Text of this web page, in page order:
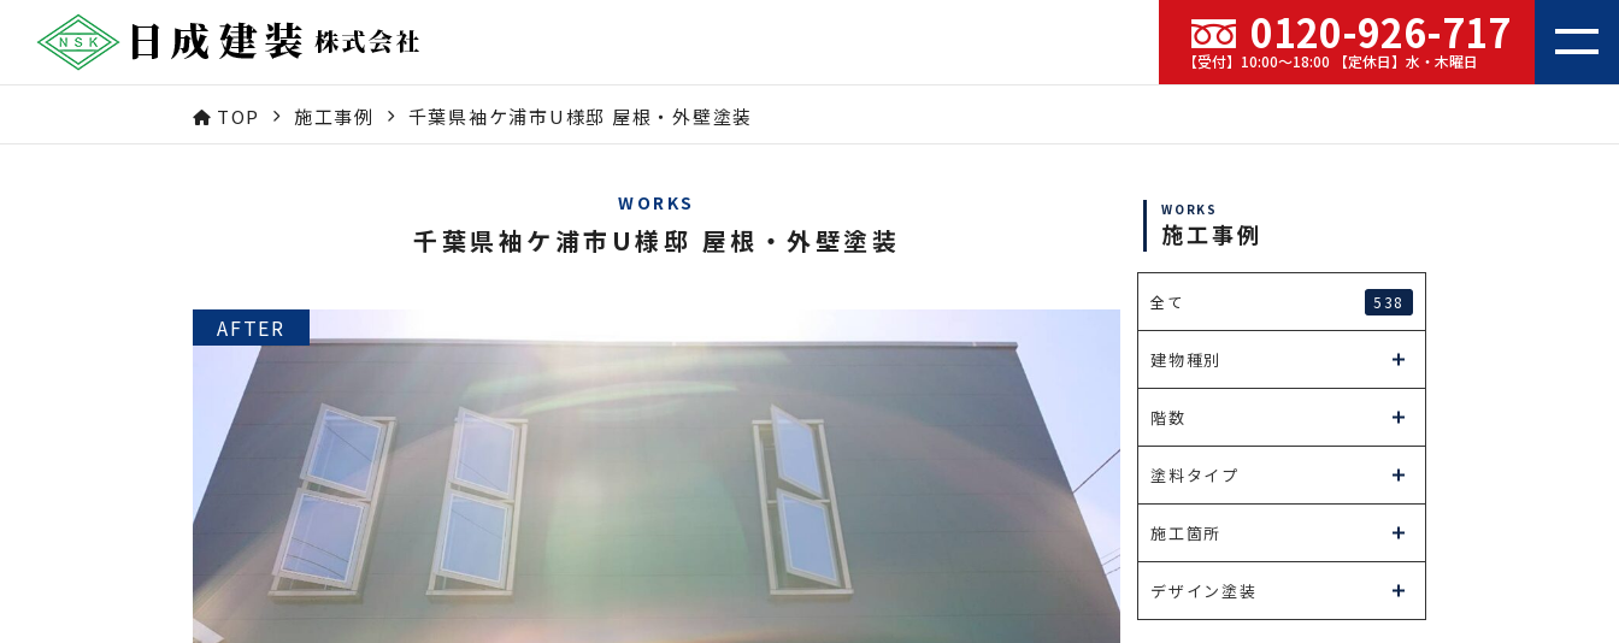
0120-926-717
【受付】10:00～18:00 【定休日】水・木曜日
TOP 施工事例 千葉県袖ケ浦市U様邸 屋根・外壁塗装
WORKS
千葉県袖ケ浦市U様邸 屋根・外壁塗装
WORKS
施工事例
全て 538
建物種別
階数
塗料タイプ
施工箇所
デザイン塗装